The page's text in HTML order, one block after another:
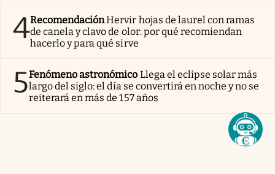
4RecomendaciónHervir hojas de laurel con ramas
de canela y clavo de olor: por qué recomiendan
hacerlo y para qué sirve
5Fenómeno astronómico Llega el eclipse solar más
largo del siglo: el día se convertirá en noche y no se
reiterará en más de 157 años